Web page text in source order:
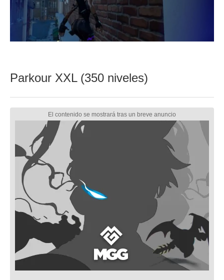
Parkour XXL (350 niveles)